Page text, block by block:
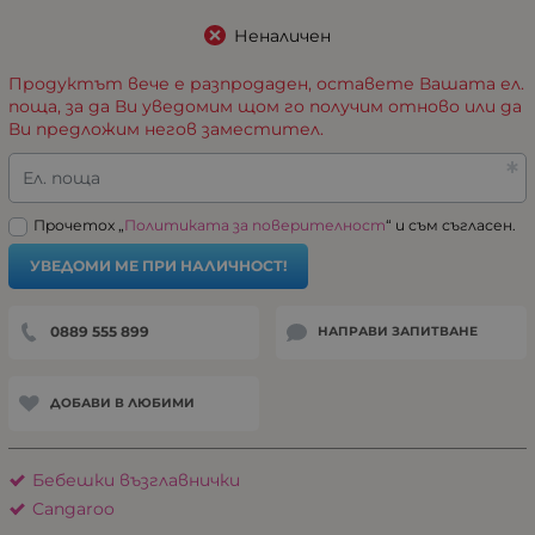
Неналичен
Продуктът вече е разпродаден, оставете Вашата ел.
поща, за да Ви уведомим щом го получим отново или да
Ви предложим негов заместител.
Ел. поща
Прочетох „ Политиката за поверителност“ и съм съгласен.
УВЕДОМИ МЕ ПРИ НАЛИЧНОСТ!
0889 555 899 НАПРАВИ ЗАПИТВАНЕ
ДОБАВИ В ЛЮБИМИ
Бебешки възглавнички
Cangaroo